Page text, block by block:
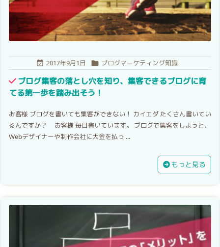
 2017年9月1日  ブログマーケティング知識
ブログ集客の落とし穴を知り、集客できるブログに育
てる第一歩を踏み出そう！
お客様 ブログを書いても集客ができない！ カイエダ たくさん書いてい
るんですか？ お客様 毎日書いています。 ブログで集客をしようと、
Webデザイナーや制作会社に大金を払っ ...
もっと見る